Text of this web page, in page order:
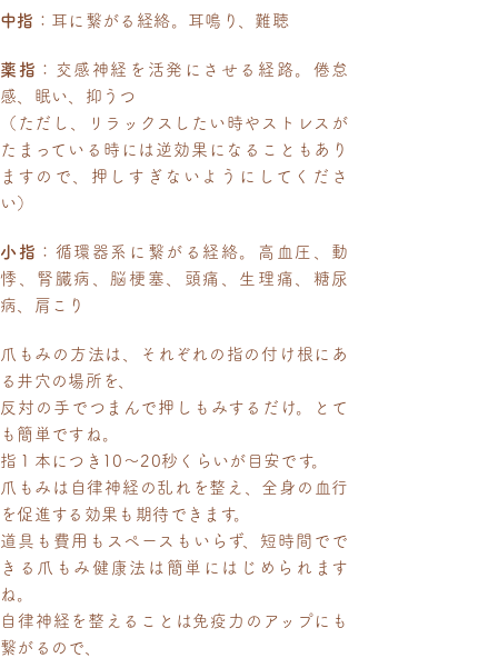
中指 ：耳に繋がる経絡。耳鳴り、難聴
薬指 ：交感神経を活発にさせる経路。倦怠
感、眠い、抑うつ
（ただし、リラックスしたい時やストレスが
たまっている時には逆効果になることもあり
ますので、押しすぎないようにしてくださ
い）
小指 ：循環器系に繋がる経絡。高血圧、動
悸、腎臓病、脳梗塞、頭痛、生理痛、糖尿
病、肩こり
爪もみの方法は、それぞれの指の付け根にあ
る井穴の場所を、
反対の手でつまんで押しもみするだけ。とて
も簡単ですね。
指１本につき10～20秒くらいが目安です。
爪もみは自律神経の乱れを整え、全身の血行
を促進する効果も期待できます。
道具も費用もスペースもいらず、短時間でで
きる爪もみ健康法は簡単にはじめられます
ね。
自律神経を整えることは免疫力のアップにも
繋がるので、